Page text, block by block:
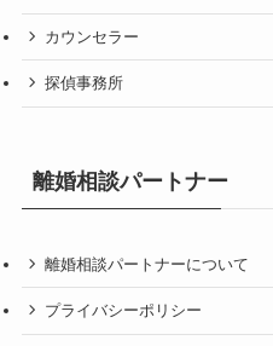
カウンセラー
探偵事務所
離婚相談パートナー
離婚相談パートナーについて
プライバシーポリシー